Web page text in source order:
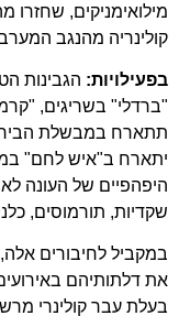
מילואימניקים, שחזרו
קולינריה מהנגב המערבי.
בפעילויות:הגבינות
"ברדלי" בשריגים,
תתארח במבשלת הבירה
יתארח ב"איש לחם"
היפהפיים של העונה
שקדיות, תורמוסים,
את דלתותיהם באירועים
בעלת עבר קולינרי